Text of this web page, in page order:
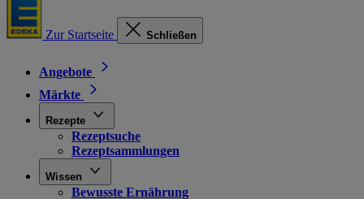
Zur Startseite Schließen
Angebote
Märkte
Rezepte
Rezeptsuche
Rezeptsammlungen
Wissen
Bewusste Ernährung